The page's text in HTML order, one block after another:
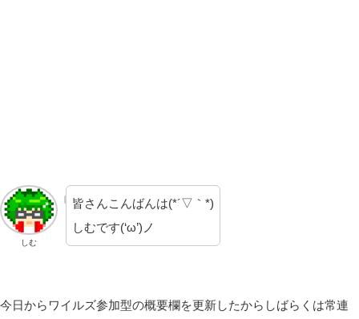
しむ
皆さんこんばんは(*´▽｀*)
しむです(‘ω’)ノ
今日からワイルズ参加型の概要欄を更新したからしばらくは常連